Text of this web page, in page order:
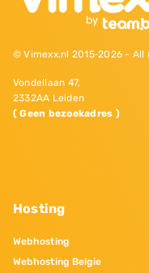
© Vimexx.nl 2015‐2026 -
Vondellaan 47,
2332AA Leiden
( Geen bezoekadres )
Hosting
Webhosting
Webhosting Belgie